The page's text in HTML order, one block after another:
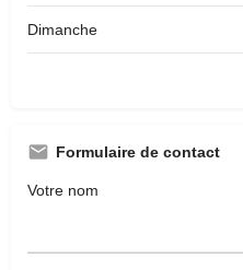
Dimanche
Formulaire de contact
Votre nom